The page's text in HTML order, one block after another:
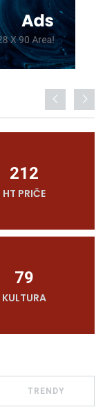
212
HT PRIČE
79
KULTURA
TRENDY